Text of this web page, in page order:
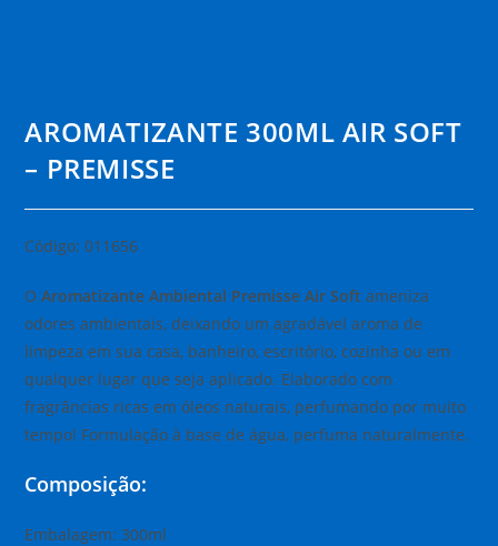
AROMATIZANTE 300ML AIR SOFT
– PREMISSE
Código: 011656
OAromatizante Ambiental Premisse Air Soft ameniza
odores ambientais, deixando um agradável aroma de
limpeza em sua casa, banheiro, escritório, cozinha ou em
qualquer lugar que seja aplicado. Elaborado com
fragrâncias ricas em óleos naturais, perfumando por muito
tempo! Formulação à base de água, perfuma naturalmente.
Composição:
Embalagem: 300ml